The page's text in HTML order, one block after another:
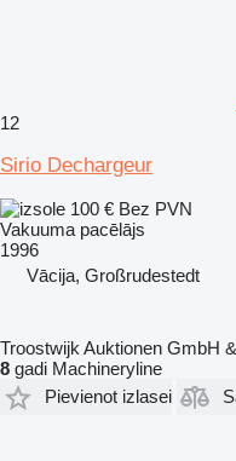
12
Sirio Dechargeur
100 € Bez PVN
Vakuuma pacēlājs
1996
Vācija, Großrudestedt
Troostwijk Auktionen GmbH
8 gadi Machineryline
Pievienot izlasei